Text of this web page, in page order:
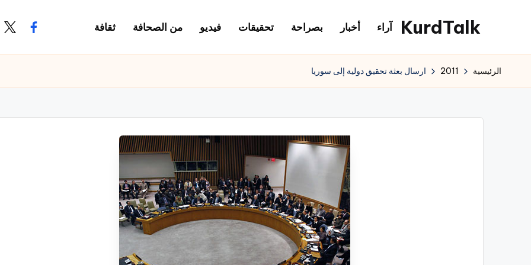
المحتوى
KurdTalk
اخبار
آراء أخبار بصراحة تحقيقات فيديو من الصحافة ثقافة
الرئيسية 2011 ارسال بعثة تحقيق دولية إلى سوريا